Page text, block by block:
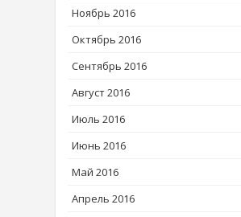
Ноябрь 2016
Октябрь 2016
Сентябрь 2016
Август 2016
Июль 2016
Июнь 2016
Май 2016
Апрель 2016